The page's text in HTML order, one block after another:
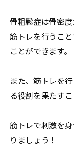
骨粗鬆症は骨密
筋トレを行うこと
ことができます。
また、筋トレを
る役割を果たすこ
筋トレで刺激を身
りましょう！